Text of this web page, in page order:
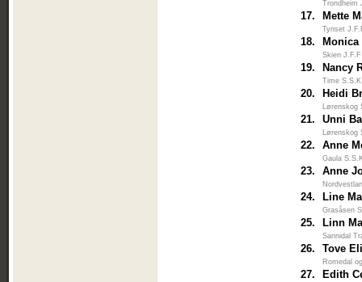
Trondheim
17. Mette
Tynset
18.
Skien J.F.F
19. Nancy
Time S.S.K
20. Heidi
Lørenskog
21. Unni
Lørenskog
22. Anne
Gaula
23. Anne
24. Line
Grasåsen
25. Linn
Sannidal
26. Tove
Romedal
27. Edith